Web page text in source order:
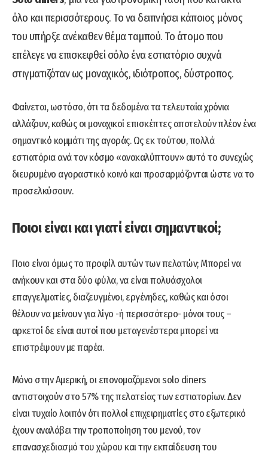
όλο και περισσότερους. Το να δειπνήσει κάποιος μόνος
του υπήρξε ανέκαθεν θέμα ταμπού. Το άτομο που
επέλεγε να επισκεφθεί σόλο ένα εστιατόριο συχνά
στιγματιζόταν ως μοναχικός, ιδιότροπος, δύστροπος.
Φαίνεται, ωστόσο, ότι τα δεδομένα τα τελευταία χρόνια
αλλάζουν, καθώς οι μοναχικοί επισκέπτες αποτελούν πλέον ένα
σημαντικό κομμάτι της αγοράς. Ως εκ τούτου, πολλά
εστιατόρια ανά τον κόσμο «ανακαλύπτουν» αυτό το συνεχώς
διευρυμένο αγοραστικό κοινό και προσαρμόζονται ώστε να το
προσελκύσουν.
Ποιοι είναι και γιατί είναι σημαντικοί;
Ποιο είναι όμως το προφίλ αυτών των πελατών; Μπορεί να
ανήκουν και στα δύο φύλα, να είναι πολυάσχολοι
επαγγελματίες, διαζευγμένοι, εργένηδες, καθώς και όσοι
θέλουν να μείνουν για λίγο -ή περισσότερο- μόνοι τους –
αρκετοί δε είναι αυτοί που μεταγενέστερα μπορεί να
επιστρέψουν με παρέα.
Μόνο στην Αμερική, οι επονομαζόμενοι solo diners
αντιστοιχούν στο 57% της πελατείας των εστιατορίων. Δεν
είναι τυχαίο λοιπόν ότι πολλοί επιχειρηματίες στο εξωτερικό
έχουν αναλάβει την τροποποίηση του μενού, τον
επανασχεδιασμό του χώρου και την εκπαίδευση του